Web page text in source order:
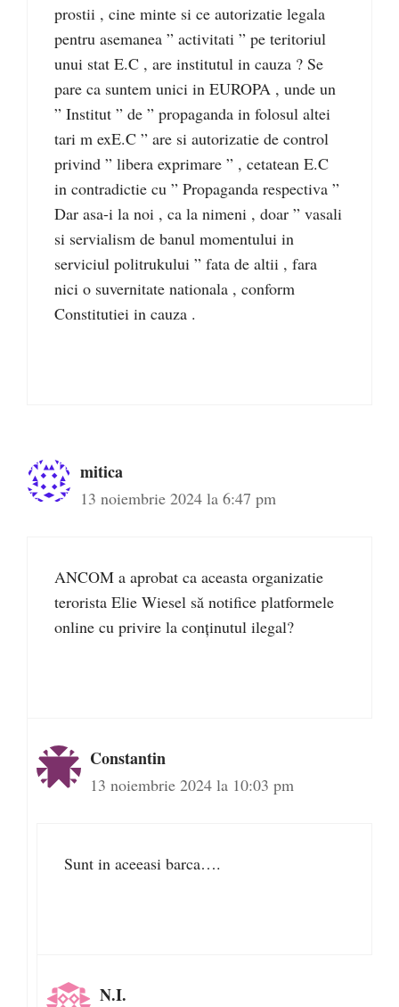
prostii , cine minte si ce autorizatie legala
pentru asemanea ” activitati ” pe teritoriul
unui stat E.C , are institutul in cauza ? Se
pare ca suntem unici in EUROPA , unde un
” Institut ” de ” propaganda in folosul altei
tari m exE.C ” are si autorizatie de control
privind ” libera exprimare ” , cetatean E.C
in contradictie cu ” Propaganda respectiva ”
Dar asa-i la noi , ca la nimeni , doar ” vasali
si servialism de banul momentului in
serviciul politrukului ” fata de altii , fara
nici o suvernitate nationala , conform
Constitutiei in cauza .
mitica
13 noiembrie 2024 la 6:47 pm
ANCOM a aprobat ca aceasta organizatie
terorista Elie Wiesel să notifice platformele
online cu privire la conținutul ilegal?
Constantin
13 noiembrie 2024 la 10:03 pm
Sunt in aceeasi barca….
N.I.